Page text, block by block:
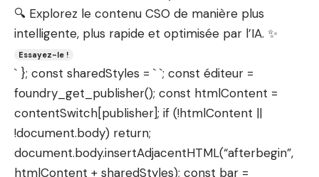
🔍 Explorez le contenu CSO de manière plus
intelligente, plus rapide et optimisée par l’IA. ✨
Essayez-le !
` }; const sharedStyles = ` `; const éditeur =
foundry_get_publisher(); const htmlContent =
contentSwitch[publisher]; if (!htmlContent ||
!document.body) return;
document.body.insertAdjacentHTML(“afterbegin”,
htmlContent + sharedStyles); const bar =